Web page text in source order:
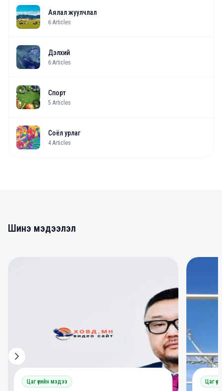
Аялал жуулчлал
6 Articles
Дэлхий
6 Articles
Спорт
5 Articles
Соёл урлаг
4 Articles
Шинэ мэдээлэл
Цаг үеийн мэдээ Цаг